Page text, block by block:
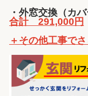
・外窓交換（カ
合計 291,000円
＋その他工事で